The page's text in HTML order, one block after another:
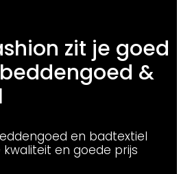
zit je goed
&
en badtextiel
en goede prijs